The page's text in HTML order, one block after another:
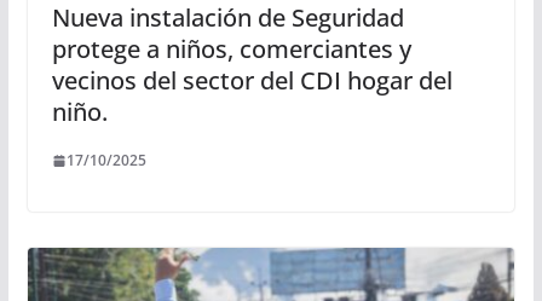
Nueva instalación de Seguridad
protege a niños, comerciantes y
vecinos del sector del CDI hogar del
niño.
17/10/2025